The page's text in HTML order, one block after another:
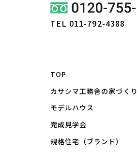
TEL 011-792-4388
TOP
カサシマ工務舎の家づくり
モデルハウス
完成見学会
規格住宅（ブランド）